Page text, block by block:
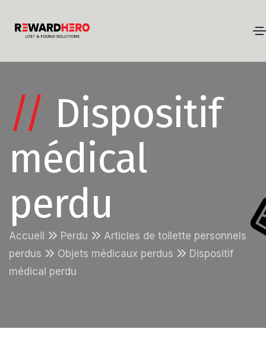
// Dispositif
médical
perdu
Accueil Perdu
Articles de toilette personnels
perdus
Objets médicaux perdus
Dispositif
médical perdu